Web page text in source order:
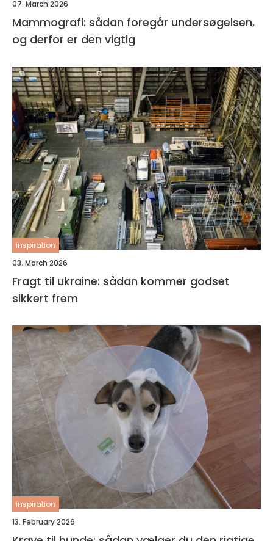
07. March 2026
Mammografi: sådan foregår undersøgelsen,
og derfor er den vigtig
inspiration
03. March 2026
Fragt til ukraine: sådan kommer godset
sikkert frem
inspiration
13. February 2026